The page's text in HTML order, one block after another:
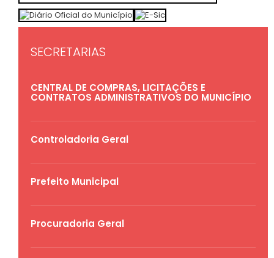
SECRETARIAS
CENTRAL DE COMPRAS, LICITAÇÕES E
CONTRATOS ADMINISTRATIVOS DO MUNICÍPIO
Controladoria Geral
Prefeito Municipal
Procuradoria Geral